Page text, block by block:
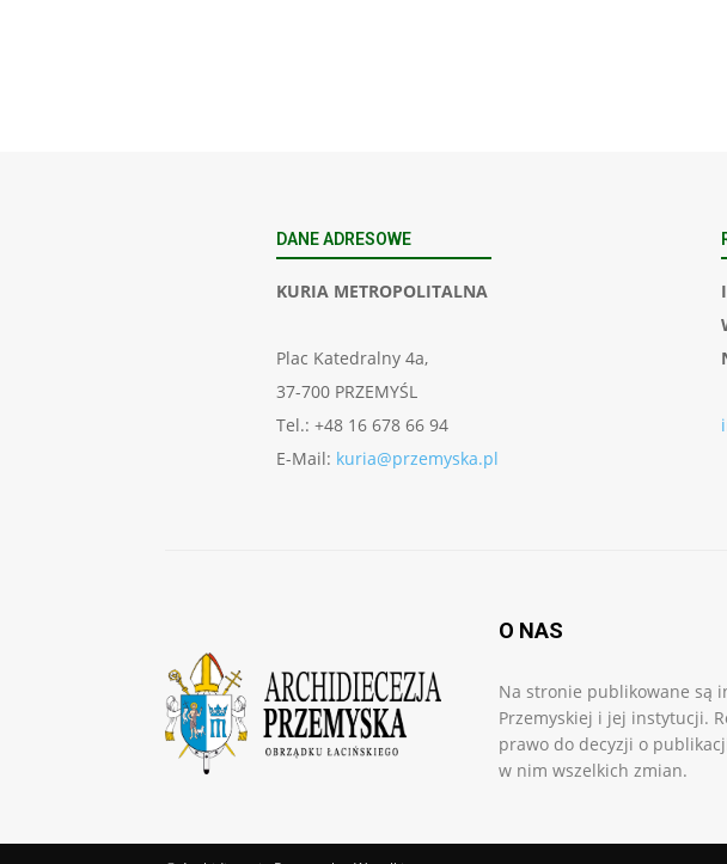
DANE ADRESOWE
KURIA METROPOLITALNA
Plac Katedralny 4a,
37-700 PRZEMYŚL
Tel.: +48 16 678 66 94
E-Mail: kuria@przemyska.pl
O NAS
Na stronie publikowane są
Przemyskiej i jej instytucji.
prawo do decyzji o
w nim wszelkich zmian.